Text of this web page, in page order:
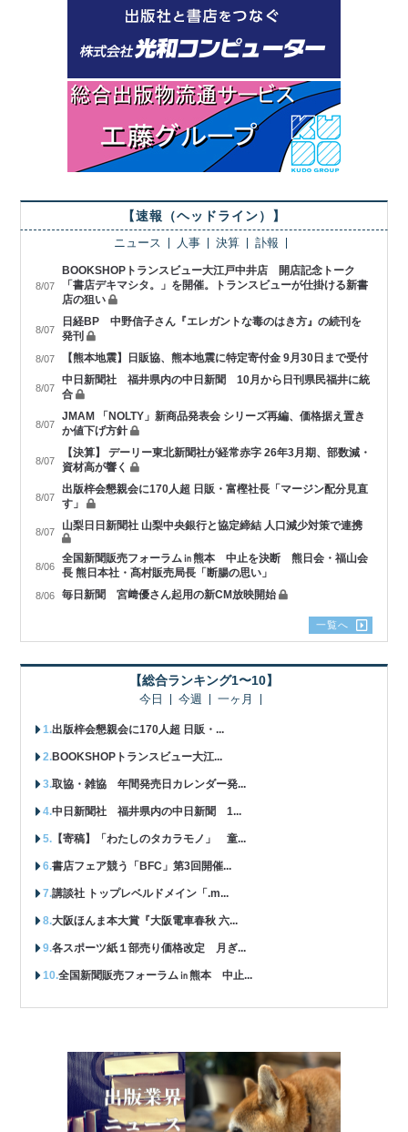
【速報（ヘッドライン）】
ニュース 人事 決算 訃報
8/07
BOOKSHOPトランスビュー大江戸中井店 開店記念トーク
「書店デキマシタ。」を開催。トランスビューが仕掛ける新書
店の狙い
8/07
日経BP 中野信子さん『エレガントな毒のはき方』の続刊を
発刊
8/07 【熊本地震】日販協、熊本地震に特定寄付金 9月30日まで受付
8/07
中日新聞社 福井県内の中日新聞 10月から日刊県民福井に統
合
8/07
JMAM 「NOLTY」新商品発表会 シリーズ再編、価格据え置き
か値下げ方針
8/07
【決算】 デーリー東北新聞社が経常赤字 26年3月期、部数減・
資材高が響く
8/07
出版梓会懇親会に170人超 日販・富樫社長「マージン配分見直
す」
8/07 山梨日日新聞社 山梨中央銀行と協定締結 人口減少対策で連携
8/06
全国新聞販売フォーラム㏌熊本 中止を決断 熊日会・福山会
長 熊日本社・髙村販売局長「断腸の思い」
8/06 毎日新聞 宮﨑優さん起用の新CM放映開始
一覧へ
【総合ランキング1〜10】
今日 今週 一ヶ月
出版梓会懇親会に170人超 日販・...
BOOKSHOPトランスビュー大江...
取協・雑協 年間発売日カレンダー発...
中日新聞社 福井県内の中日新聞 1...
【寄稿】「わたしのタカラモノ」 童...
書店フェア競う「BFC」第3回開催...
講談社 トップレベルドメイン「.m...
大阪ほんま本大賞『大阪電車春秋 六...
各スポーツ紙１部売り価格改定 月ぎ...
全国新聞販売フォーラム㏌熊本 中止...